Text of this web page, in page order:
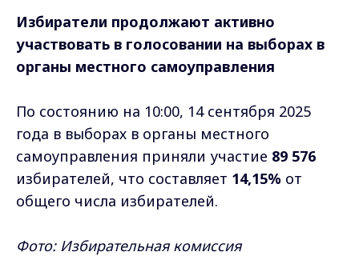
Избиратели продолжают активно
участвовать в голосовании на выборах в
органы местного самоуправления
По состоянию на 10:00, 14 сентября 2025
года в выборах в органы местного
самоуправления приняли участие 89 576
избирателей, что составляет 14,15% от
общего числа избирателей.
Фото: Избирательная комиссия